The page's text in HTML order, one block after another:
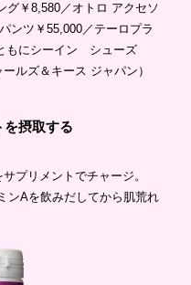
グ￥8,580／オトロ アクセソ
ンツ￥55,000／テーロプラ
もにシーイン シューズ
ールズ＆キース ジャパン）
摂取する
プリメントでチャージ。
ンAを飲みだしてから肌荒れ